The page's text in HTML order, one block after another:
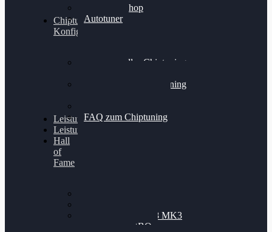
Alientech Shop
Autotuner
Chiptuning
Konfigurator
Professionelles Chiptuning
Professionelles Chiptuning
FAQ zum Chiptuning
Leistungsmessung
Leistungsprüfstand
Hall
of
Fame
Nissan GT-R35 3.8 MK3
V6 TWINTURBO